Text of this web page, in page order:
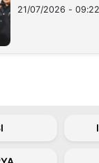
21/07/2026 - 09:22